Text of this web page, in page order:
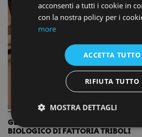
GLI STUDENTI RIDISEGNANO
BIOLOGICO DI FATTORIA TRIBOLI
acconsenti a tutti i cookie in
con la nostra policy per i
more
ACCETTA TUTTO
RIFIUTA TUTTO
MOSTRA DETTAGLI